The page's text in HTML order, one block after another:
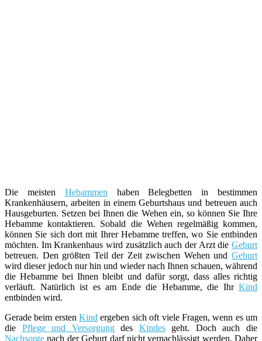
Die meisten Hebammen haben Belegbetten in bestimmen
Krankenhäusern, arbeiten in einem Geburtshaus und betreuen auch
Hausgeburten. Setzen bei Ihnen die Wehen ein, so können Sie Ihre
Hebamme kontaktieren. Sobald die Wehen regelmäßig kommen,
können Sie sich dort mit Ihrer Hebamme treffen, wo Sie entbinden
möchten. Im Krankenhaus wird zusätzlich auch der Arzt die Geburt
betreuen. Den größten Teil der Zeit zwischen Wehen und Geburt
wird dieser jedoch nur hin und wieder nach Ihnen schauen, während
die Hebamme bei Ihnen bleibt und dafür sorgt, dass alles richtig
verläuft. Natürlich ist es am Ende die Hebamme, die Ihr Kind
entbinden wird.
Gerade beim erstenKind ergeben sich oft viele Fragen, wenn es um
die Pflege und Versorgungdes Kindesgeht. Doch auch die
Nachsorge nach der Geburt darf nicht vernachlässigt werden. Daher